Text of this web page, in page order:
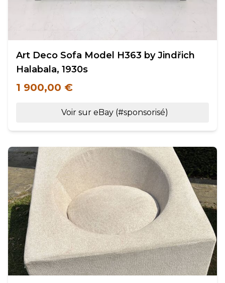
Art Deco Sofa Model H363 by Jindřich
Halabala, 1930s
1 900,00 €
Voir sur eBay (#sponsorisé)